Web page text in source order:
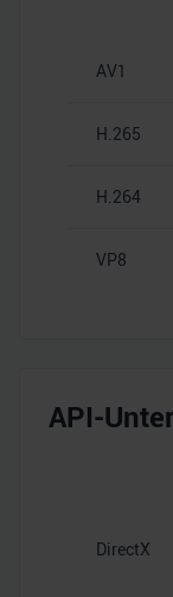
Partner führen
haben oder die
AV1
H.265
H.264
VP8
API-
DirectX